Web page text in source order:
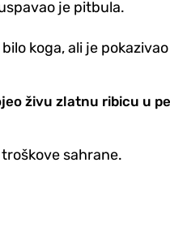
je pitbula.
koga, ali je
živu zlatnu ribicu u
sahrane.